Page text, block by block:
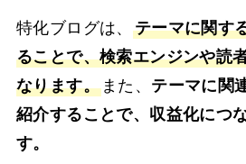
特化ブログは、 テーマに関す
ることで、検索エンジンや読
なります。また、 テーマに関
紹介することで、収益化につ
す。